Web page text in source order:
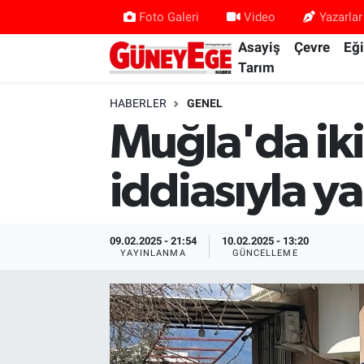
Foto Galeri Video Yazarlar
Asayiş Çevre
Tarım
HABERLER GENEL
Muğla'da iki
iddiasıyla
09.02.2025 - 21:54
YAYINLANMA
10.02.2025 - 13:20
GÜNCELLEME
İstanbul Hava Durumu
İstanbul Trafik Yoğunluk Haritası
Süper Lig Puan Durumu ve Fikstür
Tüm Manşetler